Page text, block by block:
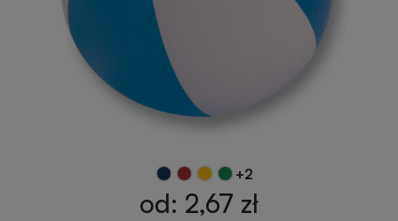
+2
od: 2,67 zł